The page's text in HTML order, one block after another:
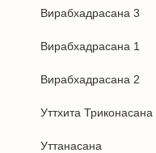
Вирабхадрасана 3
Вирабхадрасана 1
Вирабхадрасана 2
Уттхита Триконасана
Уттанасана